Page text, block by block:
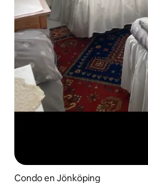
Condo en Jönköping